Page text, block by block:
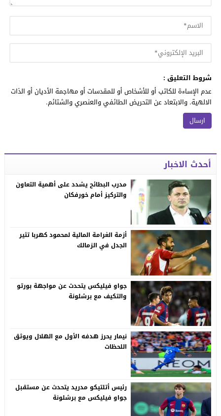
شروط التعليق :
عدم الإساءة للكاتب أو للأشخاص أو للمقدسات أو مهاجمة الأديان أو الذات
الالهية. والابتعاد عن التحريض الطائفي والعنصري والشتائم.
أحدث الاخبار
مدرب البطائح يشدد على أهمية التعاون
والتركيز أمام خورفكان
أزمة الغرامة المالية لمحمود كهربا تثير
الجدل في الزمالك
جواو فيليكس يتحدث عن مواجهة بورتو
والتكيف مع برشلونة
نيمار يحرز هدفه الأول مع الهلال ويوثق
اللحظات
رئيس أتلتيكو مدريد يتحدث عن مستقبل
جواو فيليكس مع برشلونة